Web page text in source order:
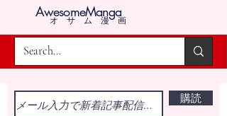
AwesomeManga
オサム漫画
購読